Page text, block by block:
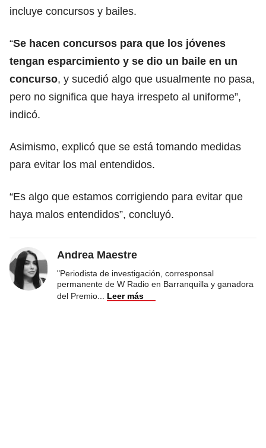
incluye concursos y bailes.
“Se hacen concursos para que los jóvenes
tengan esparcimiento y se dio un baile en un
concurso, y sucedió algo que usualmente no pasa,
pero no significa que haya irrespeto al uniforme”,
indicó.
Asimismo, explicó que se está tomando medidas
para evitar los mal entendidos.
“Es algo que estamos corrigiendo para evitar que
haya malos entendidos”, concluyó.
Andrea Maestre
"Periodista de investigación, corresponsal
permanente de W Radio en Barranquilla y ganadora
del Premio
Leer más